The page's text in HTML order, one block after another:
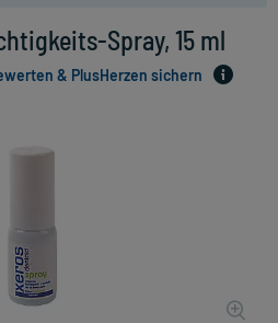
Spray, 15 ml
& PlusHerzen sichern